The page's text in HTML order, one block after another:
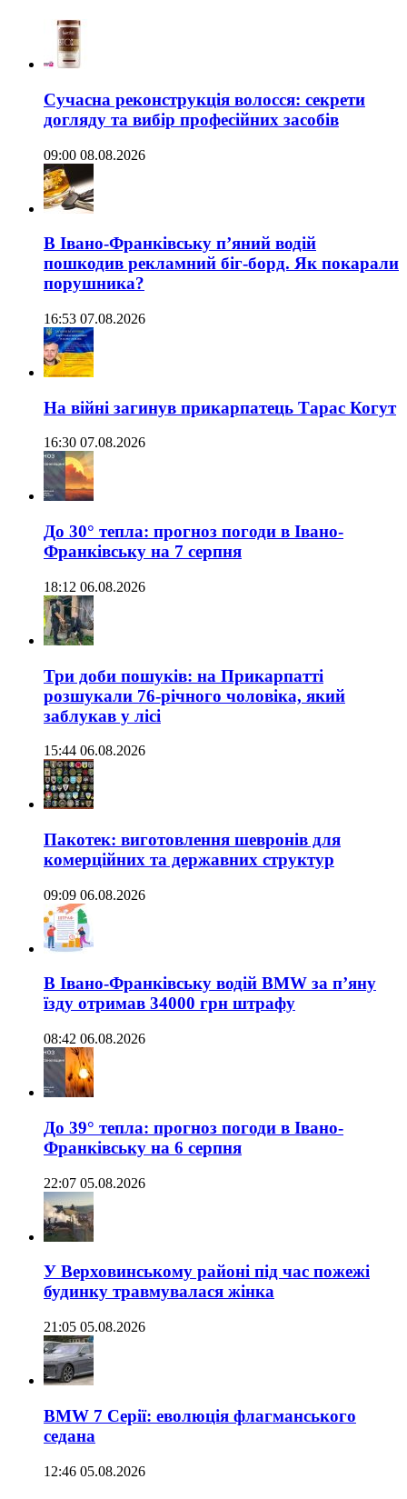
Сучасна реконструкція волосся: секрети
догляду та вибір професійних засобів
09:00 08.08.2026
В Івано-Франківську п’яний водій
пошкодив рекламний біг-борд. Як покарали
порушника?
16:53 07.08.2026
На війні загинув прикарпатець Тарас Когут
16:30 07.08.2026
До 30° тепла: прогноз погоди в Івано-
Франківську на 7 серпня
18:12 06.08.2026
Три доби пошуків: на Прикарпатті
розшукали 76-річного чоловіка, який
заблукав у лісі
15:44 06.08.2026
Пакотек: виготовлення шевронів для
комерційних та державних структур
09:09 06.08.2026
В Івано-Франківську водій BMW за п’яну
їзду отримав 34000 грн штрафу
08:42 06.08.2026
До 39° тепла: прогноз погоди в Івано-
Франківську на 6 серпня
22:07 05.08.2026
У Верховинському районі під час пожежі
будинку травмувалася жінка
21:05 05.08.2026
BMW 7 Серії: еволюція флагманського
седана
12:46 05.08.2026